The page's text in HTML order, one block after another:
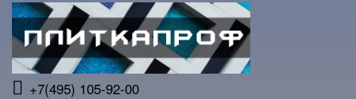
+7(495) 105-92-00